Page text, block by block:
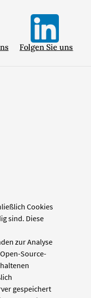
Cookies
sind. Diese
zur Analyse
Source-
gespeichert
Folgen Sie uns